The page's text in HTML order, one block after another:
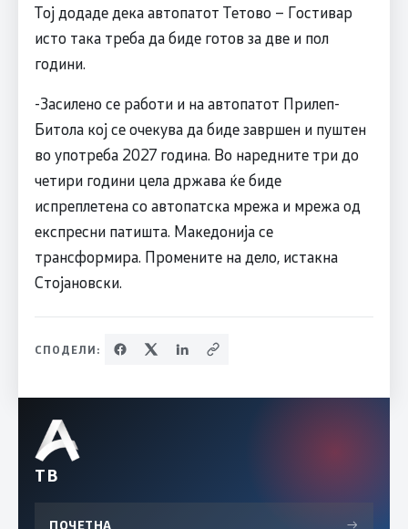
Тој додаде дека автопатот Тетово – Гостивар
исто така треба да биде готов за две и пол
години.
-Засилено се работи и на автопатот Прилеп-
Битола кој се очекува да биде завршен и пуштен
во употреба 2027 година. Во наредните три до
четири години цела држава ќе биде
испреплетена со автопатска мрежа и мрежа од
експресни патишта. Македонија се
трансформира. Промените на дело, истакна
Стојановски.
СПОДЕЛИ:
ТВ
ПОЧЕТНА →